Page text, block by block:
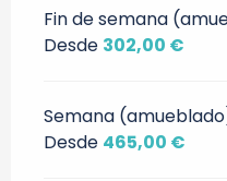
Fin de semana
Desde 302,00 €
Semana
Desde 465,00 €